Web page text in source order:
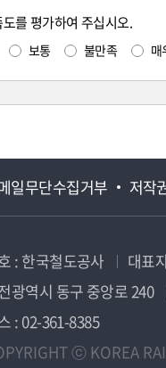
를 평가하여 주십시오.
보통 불만족 매
일무단수집거부 저작
: 한국철도공사 대표
광역시 동구 중앙로 240
: 02-361-8385
ⓒ KOREA